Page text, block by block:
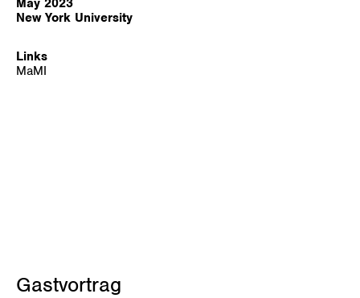
New York University
Links
MaMI
Gastvortrag